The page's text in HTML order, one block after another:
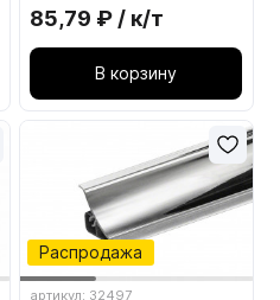
85,79 ₽ / к/т
В корзину
Распродажа
артикул: 32497